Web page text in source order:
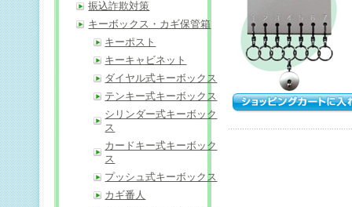
振込詐欺対策
キーボックス・カギ保管箱
キーポスト
キーキャビネット
ダイヤル式キーボックス
テンキー式キーボックス
シリンダー式キーボック
ス
カードキー式キーボック
ス
プッシュ式キーボックス
カギ番人